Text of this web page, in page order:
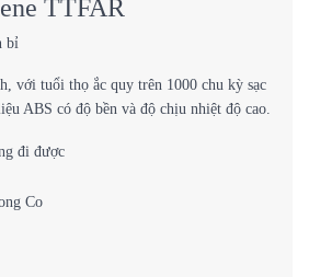
TTFAR
bỉ
với tuổi thọ ắc quy trên 1000 chu kỳ sạc
ABS có độ bền và độ chịu nhiệt độ cao.
đi được